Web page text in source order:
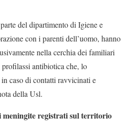
del dipartimento di Igiene e
con i parenti dell’uomo, hanno
nella cerchia dei familiari
antibiotica che, lo
caso di contatti ravvicinati e
della Usl.
meningite registrati sul territorio